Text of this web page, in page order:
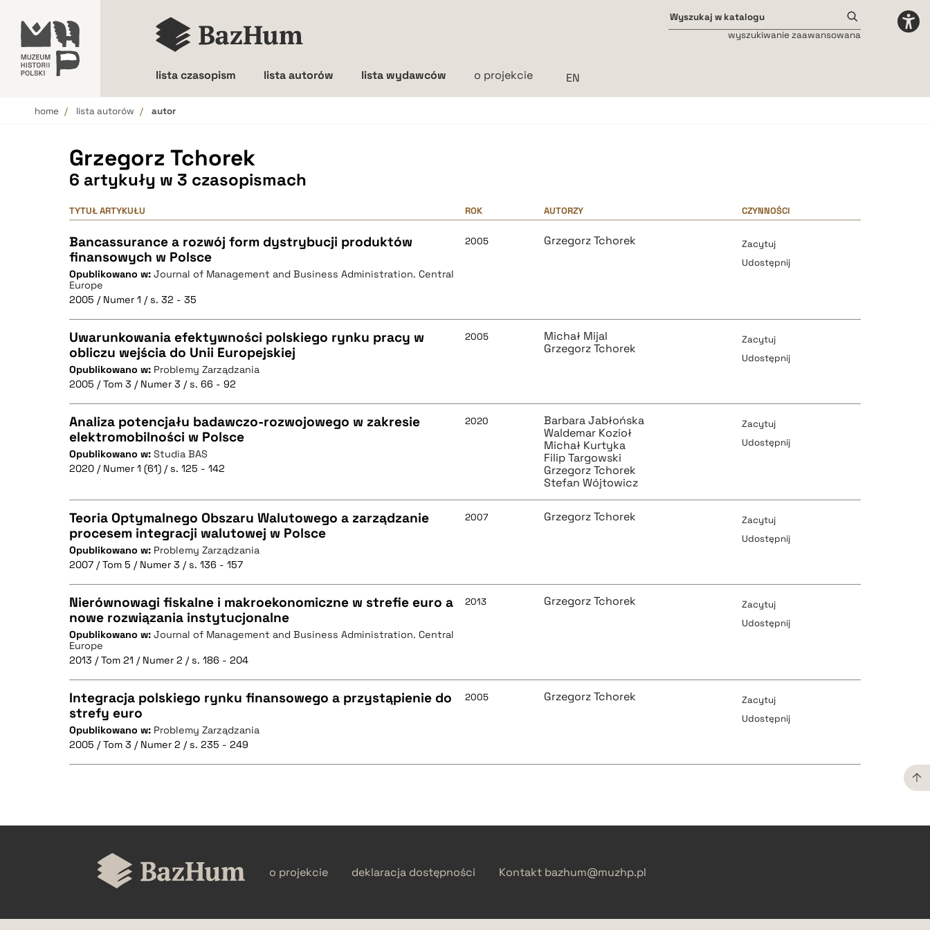
lista czasopism lista autorów lista wydawców o projekcie
wyszukiwanie zaawansowana
home lista autorów autor
Grzegorz Tchorek
6 artykuły w 3 czasopismach
TYTUŁ ARTYKUŁU ROK AUTORZY CZYNNOŚCI
Bancassurance a rozwój form dystrybucji produktów
finansowych w Polsce
Opublikowano w: Journal of Management and Business Administration. Central
Europe
2005 / Numer 1 / s. 32 - 35
2005 Grzegorz Tchorek
Zacytuj
Udostępnij
CZYSTY TEKST
pobierz cytat
BIBTEX
Uwarunkowania efektywności polskiego rynku pracy w
obliczu wejścia do Unii Europejskiej
Opublikowano w: Problemy Zarządzania
2005 / Tom 3 / Numer 3 / s. 66 - 92
2005
Michał Mijal
Grzegorz Tchorek
Zacytuj
Udostępnij
CZYSTY TEKST
BIBTEX
Analiza potencjału badawczo-rozwojowego w zakresie
elektromobilności w Polsce
Opublikowano w: Studia BAS
2020 / Numer 1 (61) / s. 125 - 142
2020
Barbara Jabłońska
Waldemar Kozioł
Michał Kurtyka
Filip Targowski
Grzegorz Tchorek
Stefan Wójtowicz
Zacytuj
Udostępnij
CZYSTY TEKST
pobierz cytat
BIBTEX
Teoria Optymalnego Obszaru Walutowego a zarządzanie
procesem integracji walutowej w Polsce
Opublikowano w: Problemy Zarządzania
2007 / Tom 5 / Numer 3 / s. 136 - 157
2007 Grzegorz Tchorek
Zacytuj
Udostępnij
CZYSTY TEKST
BIBTEX
Nierównowagi fiskalne i makroekonomiczne w strefie euro a
nowe rozwiązania instytucjonalne
Opublikowano w: Journal of Management and Business Administration. Central
Europe
2013 / Tom 21 / Numer 2 / s. 186 - 204
2013 Grzegorz Tchorek
Zacytuj
Udostępnij
CZYSTY TEKST
pobierz cytat
Integracja polskiego rynku finansowego a przystąpienie do
strefy euro
Opublikowano w: Problemy Zarządzania
2005 / Tom 3 / Numer 2 / s. 235 - 249
2005 Grzegorz Tchorek
Zacytuj
Udostępnij
pobierz cytat
o projekcie deklaracja dostępności Kontakt bazhum@muzhp.pl